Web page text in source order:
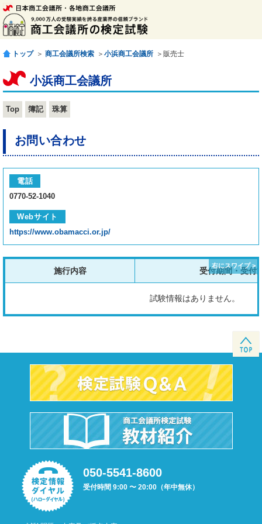
トップ ＞ 商工会議所検索 ＞ 小浜商工会議所 ＞販売士
小浜商工会議所
Top 簿記 珠算
お問い合わせ
電話
0770-52-1040
Webサイト
https://www.obamacci.or.jp/
施行内容 受付期間・受付
試験情報はありません。
050-5541-8600
受付時間 9:00 〜 20:00（年中無休）